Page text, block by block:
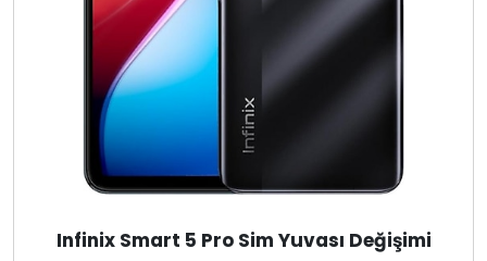
Infinix Smart 5 Pro Sim Yuvası Değişimi